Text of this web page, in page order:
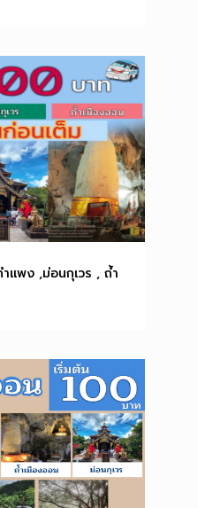
แพง ,ม่อนกุเวร , ถ้ำ